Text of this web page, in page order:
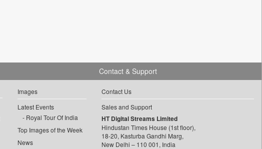
Images
Latest Events
Royal Tour Of India
Top Images of the Week
News
Contact & Support
Contact Us
Sales and Support
HT Digital Streams Limited
Hindustan Times House (1st floor),
18-20, Kasturba Gandhi Marg,
New Delhi – 110 001, India